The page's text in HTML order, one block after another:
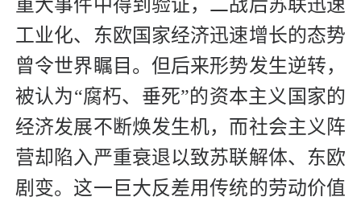
重大事件中得到验证，二战后苏联迅速
工业化、东欧国家经济迅速增长的态势
曾令世界瞩目。但后来形势发生逆转，
被认为“腐朽、垂死”的资本主义国家的
经济发展不断焕发生机，而社会主义阵
营却陷入严重衰退以致苏联解体、东欧
剧变。这一巨大反差用传统的劳动价值